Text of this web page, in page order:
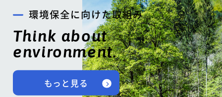
環境保全に向けた取組み
Think about
environment.
もっと見る